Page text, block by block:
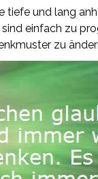
tiefe und lang
einfach zu
zu